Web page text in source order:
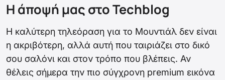
Η άποψή μας στο Techblog
Η καλύτερη τηλεόραση για το Μουντιάλ δεν είναι
η ακριβότερη, αλλά αυτή που ταιριάζει στο δικό
σου σαλόνι και στον τρόπο που βλέπεις. Αν
θέλεις σήμερα την πιο σύγχρονη premium εικόνα